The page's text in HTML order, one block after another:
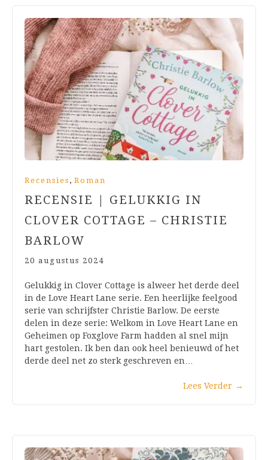
Recensies , Roman
RECENSIE | GELUKKIG IN
CLOVER COTTAGE – CHRISTIE
BARLOW
20 augustus 2024
Gelukkig in Clover Cottage is alweer het derde deel
in de Love Heart Lane serie. Een heerlijke feelgood
serie van schrijfster Christie Barlow. De eerste
delen in deze serie: Welkom in Love Heart Lane en
Geheimen op Foxglove Farm hadden al snel mijn
hart gestolen. Ik ben dan ook heel benieuwd of het
derde deel net zo sterk geschreven en…
Lees Verder →